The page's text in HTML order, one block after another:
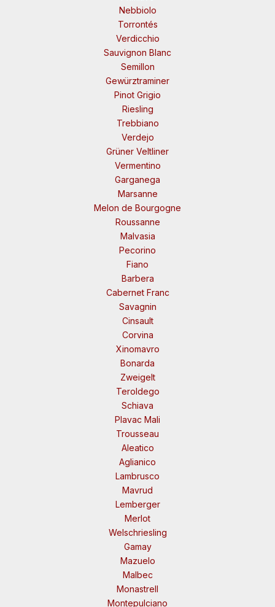
Nebbiolo
Torrontés
Verdicchio
Sauvignon Blanc
Semillon
Gewürztraminer
Pinot Grigio
Riesling
Trebbiano
Verdejo
Grüner Veltliner
Vermentino
Garganega
Marsanne
Melon de Bourgogne
Roussanne
Malvasia
Pecorino
Fiano
Barbera
Cabernet Franc
Savagnin
Cinsault
Corvina
Xinomavro
Bonarda
Zweigelt
Teroldego
Schiava
Plavac Mali
Trousseau
Aleatico
Aglianico
Lambrusco
Mavrud
Lemberger
Merlot
Welschriesling
Gamay
Mazuelo
Malbec
Monastrell
Montepulciano